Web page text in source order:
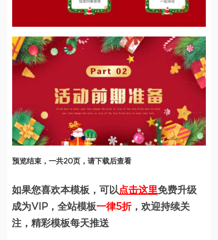
预览结束，一共20页，请下载后查看
如果您喜欢本模板，可以点击这里免费升级
成为VIP，全站模板一律5折，欢迎持续关
注，精彩模板每天推送